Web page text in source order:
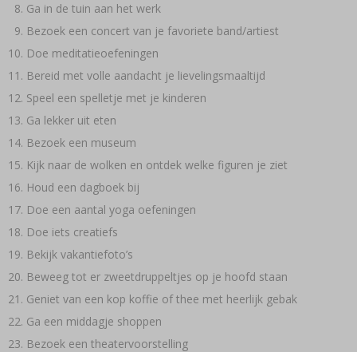
Ga in de tuin aan het werk
Bezoek een concert van je favoriete band/artiest
Doe meditatieoefeningen
Bereid met volle aandacht je lievelingsmaaltijd
Speel een spelletje met je kinderen
Ga lekker uit eten
Bezoek een museum
Kijk naar de wolken en ontdek welke figuren je ziet
Houd een dagboek bij
Doe een aantal yoga oefeningen
Doe iets creatiefs
Bekijk vakantiefoto’s
Beweeg tot er zweetdruppeltjes op je hoofd staan
Geniet van een kop koffie of thee met heerlijk gebak
Ga een middagje shoppen
Bezoek een theatervoorstelling